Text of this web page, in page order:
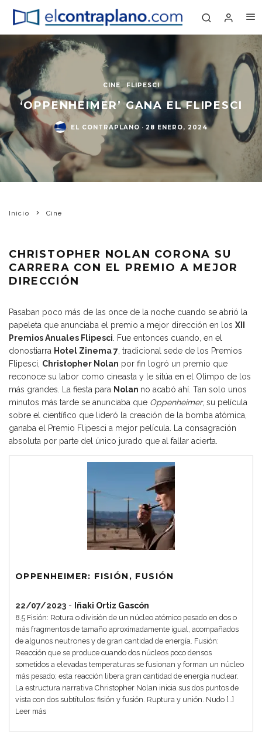
CINE FLIPESCI
‘OPPENHEIMER’ GANA EL FLIPESCI
EL CONTRAPLANO · 28 ENERO, 2024
Inicio Cine
CHRISTOPHER NOLAN CORONA SU
CARRERA CON EL PREMIO A MEJOR
DIRECCIÓN
Pasaban poco más de las once de la noche cuando se abrió la
papeleta que anunciaba el premio a mejor dirección en los XII
Premios Anuales Flipesci. Fue entonces cuando, en el
donostiarra Hotel Zinema 7, tradicional sede de los Premios
Flipesci, Christopher Nolan por fin logró un premio que
reconoce su labor como cineasta y le sitúa en el Olimpo de los
más grandes. La fiesta para Nolan no acabó ahí. Tan solo unos
minutos más tarde se anunciaba que Oppenheimer, su película
sobre el científico que lideró la creación de la bomba atómica,
ganaba el Premio Flipesci a mejor película. La consagración
absoluta por parte del único jurado que al fallar acierta.
OPPENHEIMER: FISIÓN, FUSIÓN
22/07/2023 - Iñaki Ortiz Gascón
8.5 Fisión: Rotura o división de un núcleo atómico pesado en dos o
más fragmentos de tamaño aproximadamente igual, acompañados
de algunos neutrones y de gran cantidad de energía. Fusión:
Reacción que se produce cuando dos núcleos poco densos
sometidos a elevadas temperaturas se fusionan y forman un núcleo
más pesado; esta reacción libera gran cantidad de energía nuclear.
La estructura narrativa Christopher Nolan inicia sus dos puntos de
vista con dos subtítulos: fisión y fusión. Ruptura y unión. Nudo […]
Leer más